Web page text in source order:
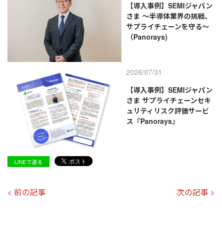
【導入事例】SEMIジャパン
さま ～半導体業界の挑戦、
サプライチェーンを守る～
（Panorays)
2026/07/31
【導入事例】SEMIジャパン
さま サプライチェーンセキ
ュリティリスク評価サービ
ス『Panorays』
LINEで送る
< 前の記事 次の記事 >